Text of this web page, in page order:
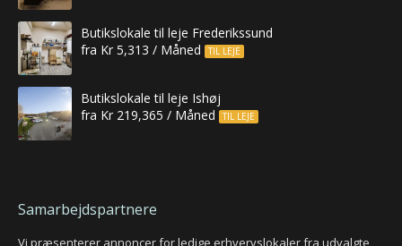
Butikslokale til leje Frederikssund
fra Kr 5,313 / Måned
TIL LEJE
Butikslokale til leje Ishøj
fra Kr 219,365 / Måned
TIL LEJE
Samarbejdspartnere
Vi præsenterer annoncer for ledige erhvervslokaler fra udvalgte